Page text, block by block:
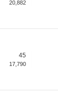
20,882
45
17,790